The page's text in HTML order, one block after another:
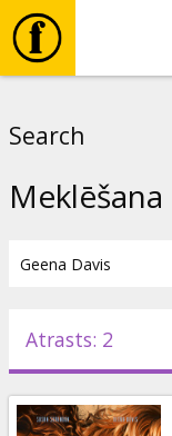
Pasākumi
Search
Meklēšana
Atrasts: 2